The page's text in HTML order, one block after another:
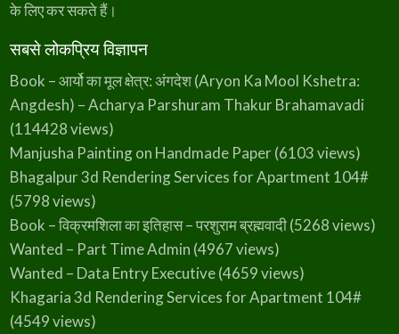
के लिए कर सकते हैं।
सबसे लोकप्रिय विज्ञापन
Book – आर्यो का मूल क्षेत्र: अंगदेश (Aryon Ka Mool Kshetra:
Angdesh) – Acharya Parshuram Thakur Brahamavadi
(114428 views)
Manjusha Painting on Handmade Paper(6103 views)
Bhagalpur 3d Rendering Services for Apartment 104#
(5798 views)
Book – विक्रमशिला का इतिहास – परशुराम ब्रह्मवादी(5268 views)
Wanted – Part Time Admin (4967 views)
Wanted – Data Entry Executive(4659 views)
Khagaria 3d Rendering Services for Apartment 104#
(4549 views)